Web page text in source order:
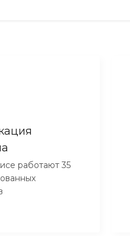
работают 35